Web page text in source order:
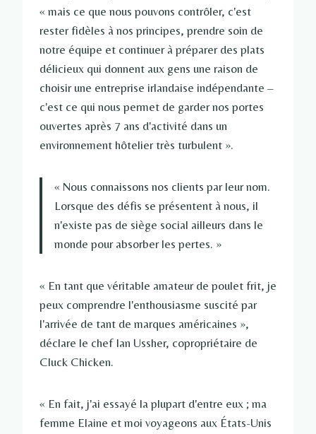
« mais ce que nous pouvons contrôler, c'est
rester fidèles à nos principes, prendre soin de
notre équipe et continuer à préparer des plats
délicieux qui donnent aux gens une raison de
choisir une entreprise irlandaise indépendante –
c'est ce qui nous permet de garder nos portes
ouvertes après 7 ans d'activité dans un
environnement hôtelier très turbulent ».
« Nous connaissons nos clients par leur nom.
Lorsque des défis se présentent à nous, il
n'existe pas de siège social ailleurs dans le
monde pour absorber les pertes. »
« En tant que véritable amateur de poulet frit, je
peux comprendre l'enthousiasme suscité par
l'arrivée de tant de marques américaines »,
déclare le chef Ian Ussher, copropriétaire de
Cluck Chicken.
« En fait, j'ai essayé la plupart d'entre eux ; ma
femme Elaine et moi voyageons aux États-Unis